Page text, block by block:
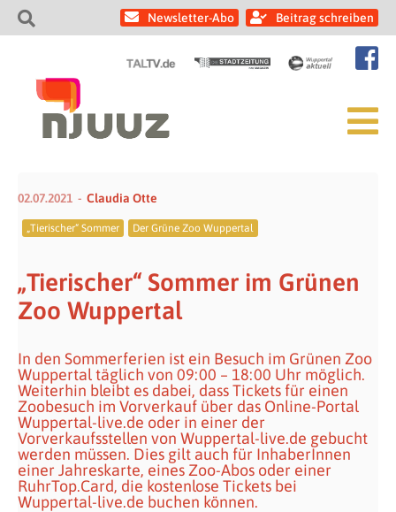
Newsletter-Abo Beitrag schreiben
02.07.2021 Claudia Otte
„Tierischer“ Sommer Der Grüne Zoo Wuppertal
„Tierischer“ Sommer im Grünen
Zoo Wuppertal
In den Sommerferien ist ein Besuch im Grünen Zoo
Wuppertal täglich von 09:00 – 18:00 Uhr möglich.
Weiterhin bleibt es dabei, dass Tickets für einen
Zoobesuch im Vorverkauf über das Online-Portal
Wuppertal-live.de oder in einer der
Vorverkaufsstellen von Wuppertal-live.de gebucht
werden müssen. Dies gilt auch für InhaberInnen
einer Jahreskarte, eines Zoo-Abos oder einer
RuhrTop.Card, die kostenlose Tickets bei
Wuppertal-live.de buchen können.